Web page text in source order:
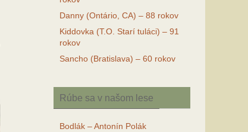
Danny (Ontário, CA) – 88 rokov
Kiddovka (T.O. Starí tuláci) – 91
rokov
Sancho (Bratislava) – 60 rokov
Rúbe sa v našom lese
Bodlák – Antonín Polák